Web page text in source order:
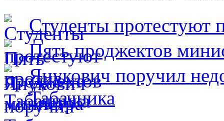
Студенты протестуют
Пять проджектов
Янукович поручил
Табачника